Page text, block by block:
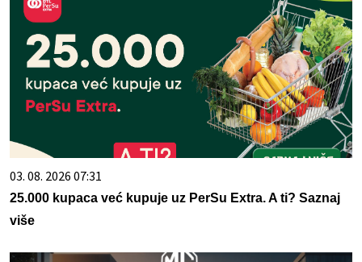
03. 08. 2026 07:31
25.000 kupaca već kupuje uz PerSu Extra. A ti? Saznaj
više